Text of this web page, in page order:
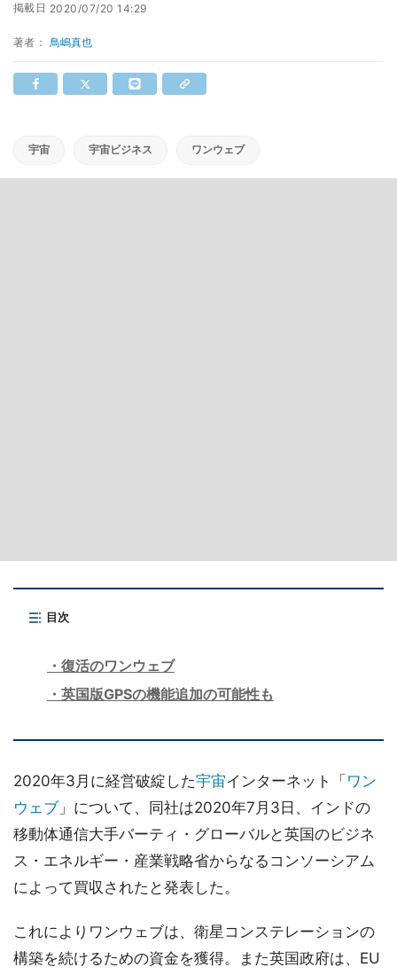
掲載日 2020/07/20 14:29
著者： 鳥嶋真也
宇宙 宇宙ビジネス ワンウェブ
目次
復活のワンウェブ
英国版GPSの機能追加の可能性も
2020年3月に経営破綻した宇宙インターネット「 ワン
ウェブ」について、同社は2020年7月3日、インドの
移動体通信大手バーティ・グローバルと英国のビジネ
ス・エネルギー・産業戦略省からなるコンソーシアム
によって買収されたと発表した。
これによりワンウェブは、衛星コンステレーションの
構築を続けるための資金を獲得。また英国政府は、EU